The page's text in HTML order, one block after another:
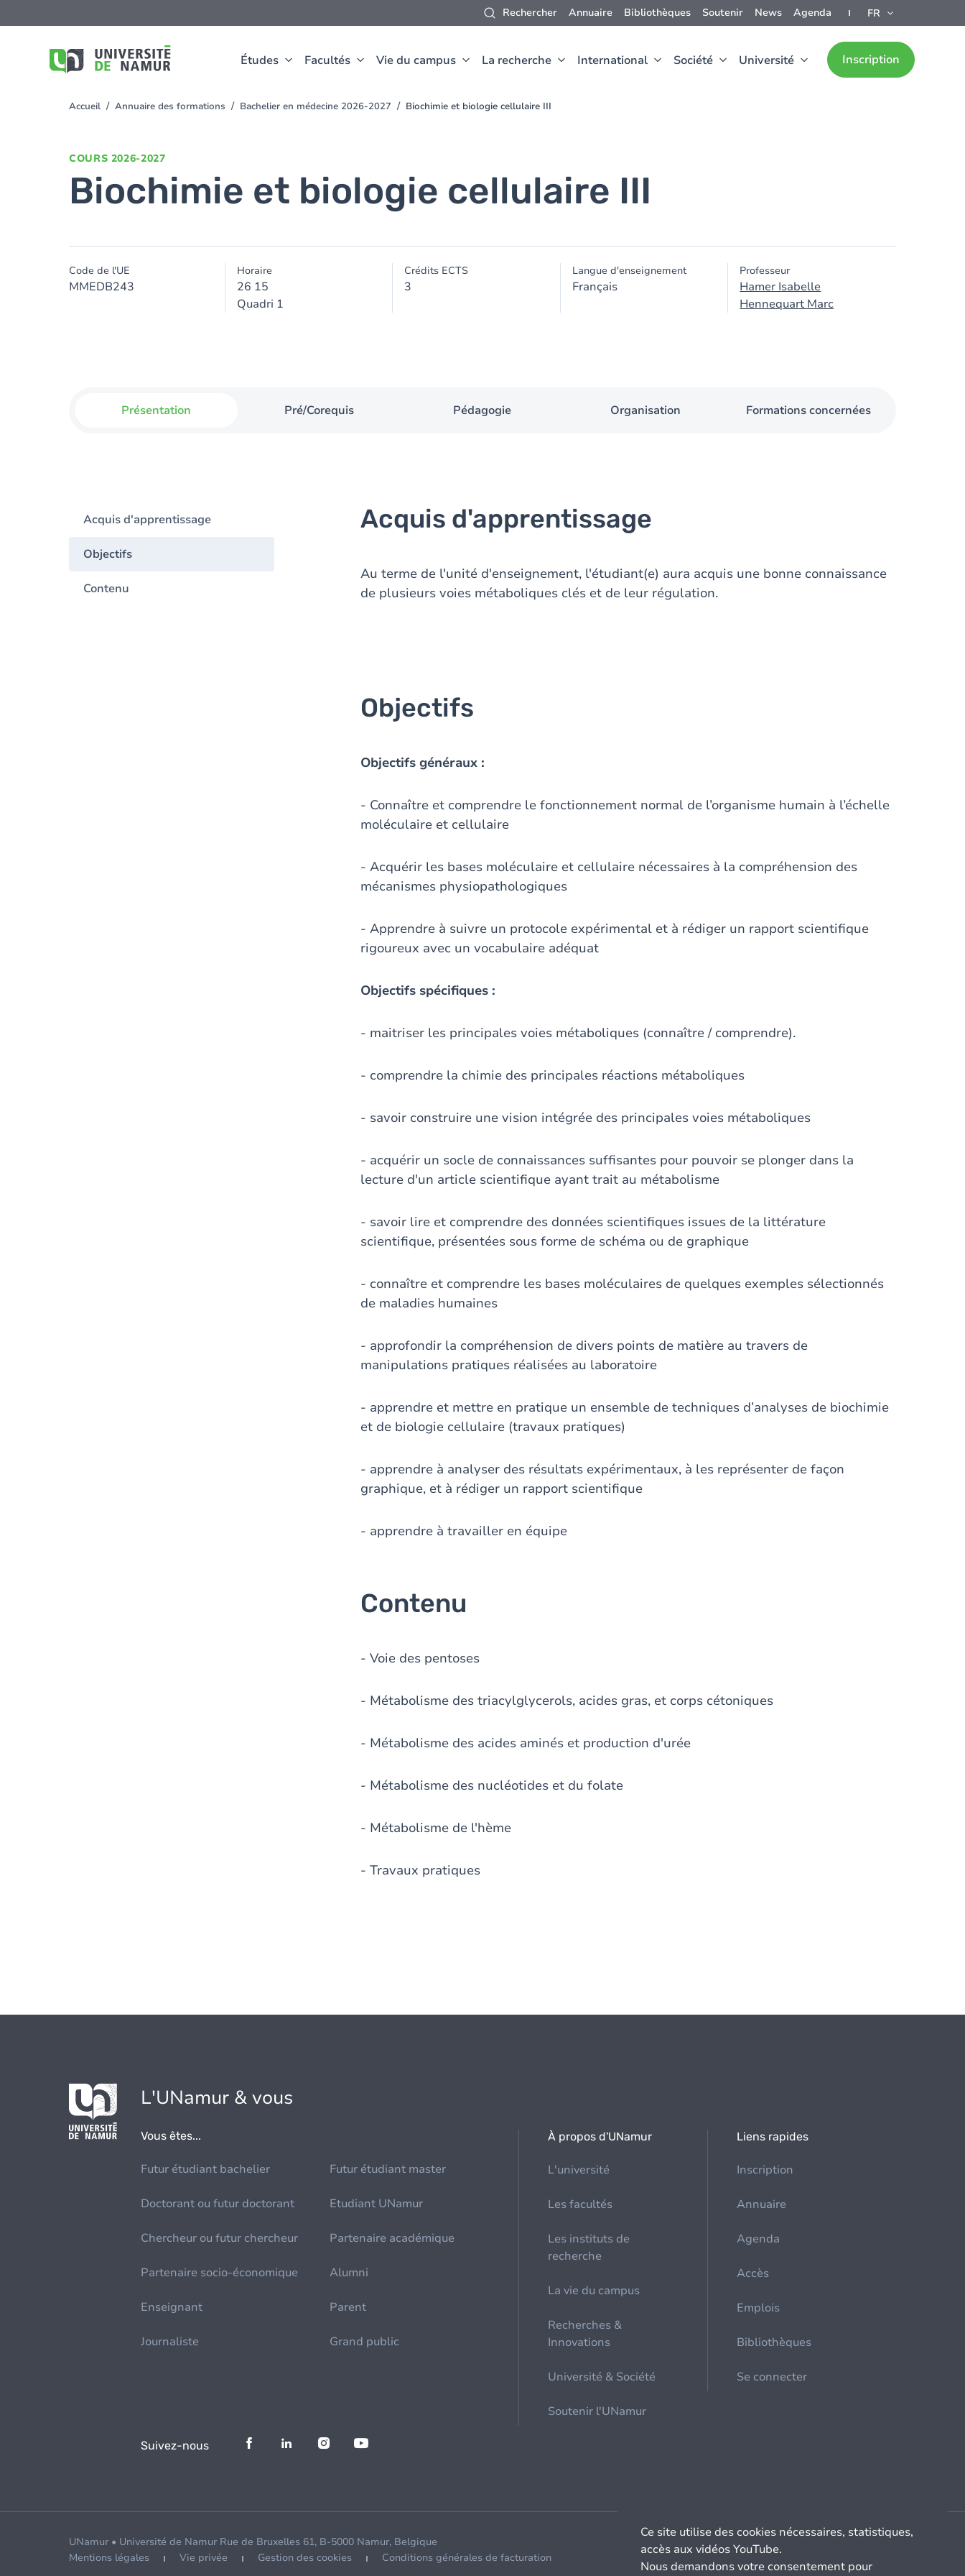
Rechercher Annuaire Bibliothèques Soutenir News Agenda FR
Études Facultés Vie du campus La recherche International Société Université Inscription
au
You
Accueil Annuaire des formations Bachelier en médecine 2026-2027 Biochimie et biologie cellulaire III
COURS 2026-2027
Biochimie et biologie cellulaire III
Code de l'UE
MMEDB243
Horaire
26 15
Quadri 1
Crédits ECTS
3
Langue d'enseignement
Français
Professeur
Hamer Isabelle
Hennequart Marc
Présentation Pré/Corequis Pédagogie Organisation Formations concernées
Acquis d'apprentissage
Objectifs
Contenu
Acquis d'apprentissage
Au terme de l'unité d'enseignement, l'étudiant(e) aura acquis une bonne connaissance
de plusieurs voies métaboliques clés et de leur régulation.
Objectifs
Objectifs généraux :
- Connaître et comprendre le fonctionnement normal de l’organisme humain à l’échelle
moléculaire et cellulaire
- Acquérir les bases moléculaire et cellulaire nécessaires à la compréhension des
mécanismes physiopathologiques
- Apprendre à suivre un protocole expérimental et à rédiger un rapport scientifique
rigoureux avec un vocabulaire adéquat
Objectifs spécifiques :
- maitriser les principales voies métaboliques (connaître / comprendre).
- comprendre la chimie des principales réactions métaboliques
- savoir construire une vision intégrée des principales voies métaboliques
- acquérir un socle de connaissances suffisantes pour pouvoir se plonger dans la
lecture d'un article scientifique ayant trait au métabolisme
- savoir lire et comprendre des données scientifiques issues de la littérature
scientifique, présentées sous forme de schéma ou de graphique
- connaître et comprendre les bases moléculaires de quelques exemples sélectionnés
de maladies humaines
- approfondir la compréhension de divers points de matière au travers de
manipulations pratiques réalisées au laboratoire
- apprendre et mettre en pratique un ensemble de techniques d’analyses de biochimie
et de biologie cellulaire (travaux pratiques)
- apprendre à analyser des résultats expérimentaux, à les représenter de façon
graphique, et à rédiger un rapport scientifique
- apprendre à travailler en équipe
Contenu
- Voie des pentoses
- Métabolisme des triacylglycerols, acides gras, et corps cétoniques
- Métabolisme des acides aminés et production d'urée
- Métabolisme des nucléotides et du folate
- Métabolisme de l'hème
- Travaux pratiques
L'UNamur & vous
Vous êtes...
Futur étudiant bachelier Futur étudiant master
Doctorant ou futur doctorant Etudiant UNamur
Chercheur ou futur chercheur Partenaire académique
Partenaire socio-économique Alumni
Enseignant Parent
Journaliste Grand public
À propos d'UNamur
L'université
Les facultés
Les instituts de
recherche
La vie du campus
Recherches &
Innovations
Université & Société
Soutenir l'UNamur
Liens rapides
Inscription
Annuaire
Agenda
Accès
Emplois
Bibliothèques
Se connecter
Suivez-nous
UNamur • Université de Namur Rue de Bruxelles 61, B-5000 Namur, Belgique
Mentions légales
Vie privée Gestion des cookies Conditions générales de facturation
Ce site utilise des cookies nécessaires, statistiques,
accès aux vidéos YouTube.
Nous demandons votre consentement pour